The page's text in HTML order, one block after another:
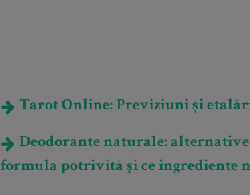
Tarot Online: Previziuni și
Deodorante naturale:
formula potrivită și ce ingrediente